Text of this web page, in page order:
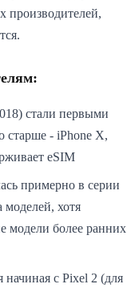
производителей,
стали первыми
старше - iPhone X,
eSIM
примерно в серии
моделей, хотя
модели более ранних
начиная с Pixel 2 (для